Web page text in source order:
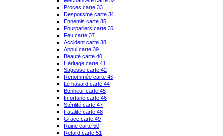
Procès carte 33
Despotisme carte 34
Ennemis carte 35
Pourparlers carte 36
Feu carte 37
Accident carte 38
Appui carte 39
Beauté carte 40
Héritage carte 41
Sagesse carte 42
Renommée carte 43
Le hasard carte 44
Bonheur carte 45
Infortune carte 46
Stérilité carte 47
Fatalité carte 48
Grace carte 49
Ruine carte 50
Retard carte 51